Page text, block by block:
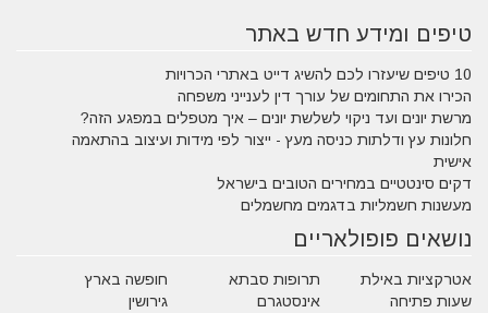
טיפים ומידע חדש באתר
10 טיפים שיעזרו לכם להשיג דייט באתרי הכרויות
הכירו את התחומים של עורך דין לענייני משפחה
מרשת יונים ועד ניקוי לשלשת יונים – איך מטפלים במפגע הזה?
חלונות עץ ודלתות כניסה מעץ - ייצור לפי מידות ועיצוב בהתאמה
אישית
דקים סינטטיים במחירים הטובים בישראל
מעשנות חשמליות בדגמים מחשמלים
נושאים פופולאריים
אטרקציות באילת תרופות סבתא
חופשה בארץ
שעות פתיחה
אינסטגרם
גירושין